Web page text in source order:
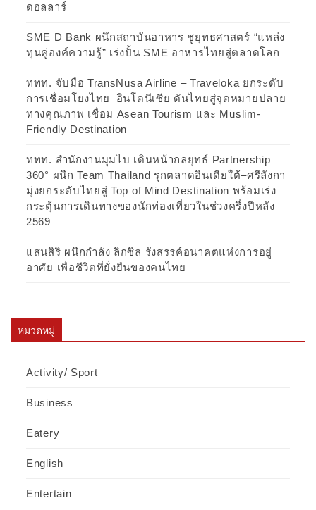
ดอลลาร์
SME D Bank ผนึกสถาบันอาหาร ชูยุทธศาสตร์ “แหล่ง
ทุนคู่องค์ความรู้” เร่งปั้น SME อาหารไทยสู่ตลาดโลก
ททท. จับมือ TransNusa Airline – Traveloka ยกระดับ
การเชื่อมโยงไทย–อินโดนีเซีย ดันไทยสู่จุดหมายปลาย
ทางคุณภาพ เชื่อม Asean Tourism และ Muslim-
Friendly Destination
ททท. สำนักงานมุมไบ เดินหน้ากลยุทธ์ Partnership
360° ผนึก Team Thailand รุกตลาดอินเดียใต้–ศรีลังกา
มุ่งยกระดับไทยสู่ Top of Mind Destination พร้อมเร่ง
กระตุ้นการเดินทางของนักท่องเที่ยวในช่วงครึ่งปีหลัง
2569
แสนสิริ ผนึกกำลัง ลิกซิล รังสรรค์อนาคตแห่งการอยู่
อาศัย เพื่อชีวิตที่ยั่งยืนของคนไทย
หมวดหมู่
Activity/ Sport
Business
Eatery
English
Entertain